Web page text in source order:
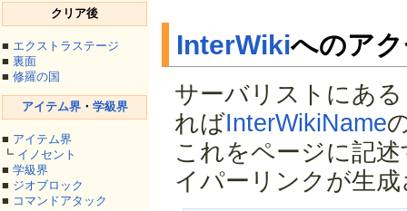
クリア後
■ エクストラステージ
■ 裏面
■ 修羅の国
アイテム界・ 学級界
■ アイテム界
┗ イノセント
■ 学級界
■ ジオブロック
■ コマンドアタック
InterWikiへのア
サーバリストにあ
ればInterWikiName
これをページに記
イパーリンクが生